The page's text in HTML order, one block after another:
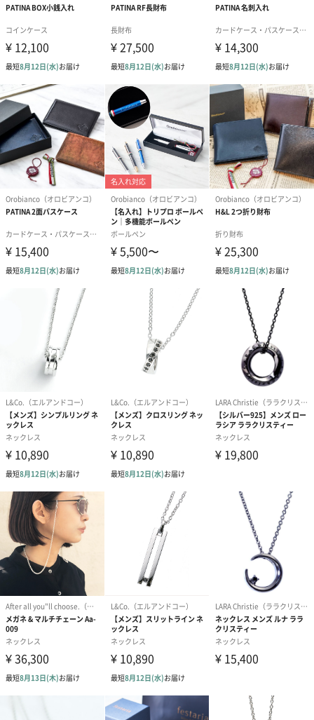
四角い紙箱
重さ
お届け内容
・ネックレス本体
・専用ＢＯＸ
・専用ショッパー
商品サイズ
チェーン:40cm+5cmアジャスター
トップ:約0.7×0.7cm
原産国
中国
金属材質
シルバー
商品オプション情報
お届けボックスオプション
配送用のダンボールを装飾いたします。お相手のご住所に直接お
送りする際に人気のオプションです。お相手に直接手渡しする場
合は、紙袋との併用もおすすめです。
ダンボール装飾（ひま
わり）（720円）
ダンボール装飾（チュ
ーリップ）（720円）
ダンボール装
イトピンク×
ト）（580円）
紙袋
お渡し用の紙袋です。
商品に合わせたサイズをお届けします。